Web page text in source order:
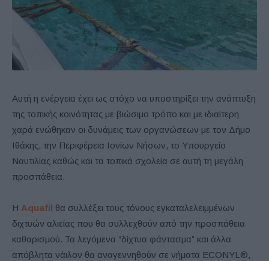
Αυτή η ενέργεια έχει ως στόχο να υποστηρίξει την ανάπτυξη
της τοπικής κοινότητας με βιώσιμο τρόπο και με ιδιαίτερη
χαρά ενώθηκαν οι δυνάμεις των οργανώσεων με τον Δήμο
Ιθάκης, την Περιφέρεια Ιονίων Νήσων, το Υπουργείο
Ναυτιλίας καθώς και τα τοπικά σχολεία σε αυτή τη μεγάλη
προσπάθεια.
Η Aquafil θα συλλέξει τους τόνους εγκαταλελειμμένων
διχτυών αλιείας που θα συλλεχθούν από την προσπάθεια
καθαρισμού. Τα λεγόμενα “δίχτυα φάντασμα” και άλλα
απόβλητα νάιλον θα αναγεννηθούν σε νήματα ECONYL®,